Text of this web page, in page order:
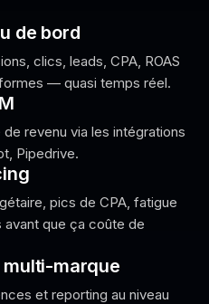
de bord
clics, leads, CPA, ROAS
— quasi temps réel.
revenu via les intégrations
Pipedrive.
pics de CPA, fatigue
que ça coûte de
marque
et reporting au niveau